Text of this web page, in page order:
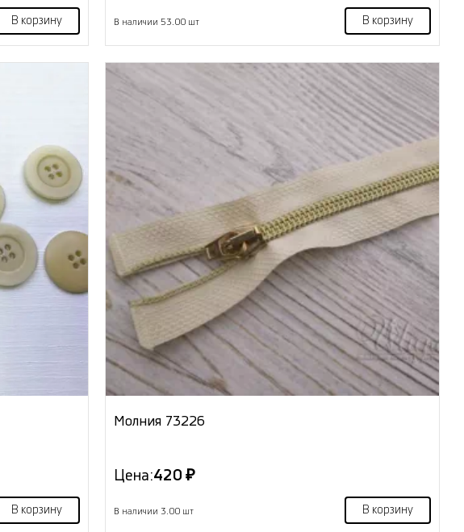
В корзину В наличии 53.00 шт В корзину
В корзину
Молния 73226
Цена:420 ₽
В наличии 3.00 шт В корзину